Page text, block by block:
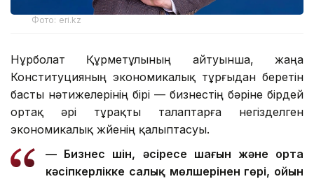
Фото: eri.kz
Нұрболат Құрметұлының айтуынша, жаңа
Конституцияның экономикалық тұрғыдан беретін
басты нәтижелерінің бірі — бизнестің бәріне бірдей
ортақ әрі тұрақты талаптарға негізделген
экономикалық жүйенің қалыптасуы.
— Бизнес үшін, әсіресе шағын және орта
кәсіпкерлікке салық мөлшерінен гөрі, ойын